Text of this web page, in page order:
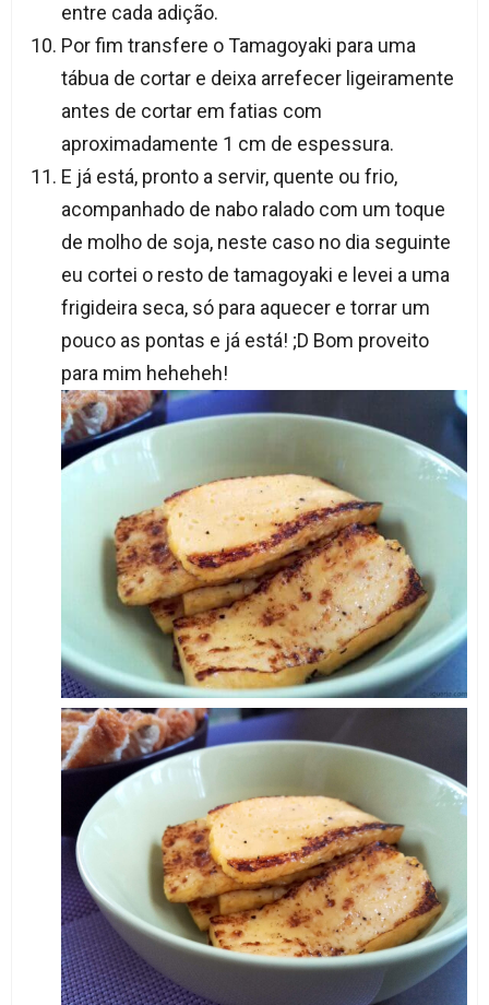
entre cada adição.
Por fim transfere o Tamagoyaki para uma
tábua de cortar e deixa arrefecer ligeiramente
antes de cortar em fatias com
aproximadamente 1 cm de espessura.
E já está, pronto a servir, quente ou frio,
acompanhado de nabo ralado com um toque
de molho de soja, neste caso no dia seguinte
eu cortei o resto de tamagoyaki e levei a uma
frigideira seca, só para aquecer e torrar um
pouco as pontas e já está! ;D Bom proveito
para mim heheheh!